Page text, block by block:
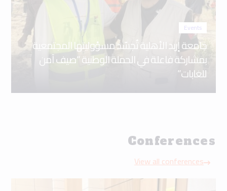
Events
جامعة إربد الأهلية تُجسّد مسؤوليتها المجتمعية
بمشاركة فاعلة في الحملة الوطنية “صيف آمن
للغابات”
Conferences
View all conferences